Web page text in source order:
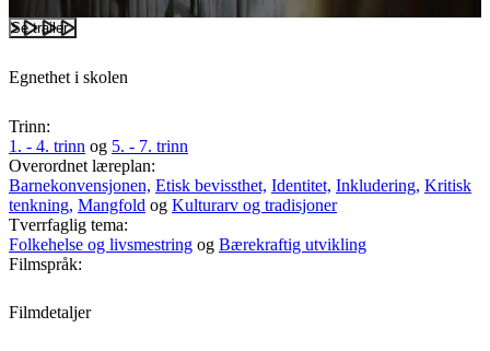
Se trailer
Egnethet i skolen
Trinn:
1. - 4. trinn og 5. - 7. trinn
Overordnet læreplan:
Barnekonvensjonen, Etisk bevissthet, Identitet, Inkludering, Kritisk
tenkning, Mangfold og Kulturarv og tradisjoner
Tverrfaglig tema:
Folkehelse og livsmestring og Bærekraftig utvikling
Filmspråk:
Filmdetaljer